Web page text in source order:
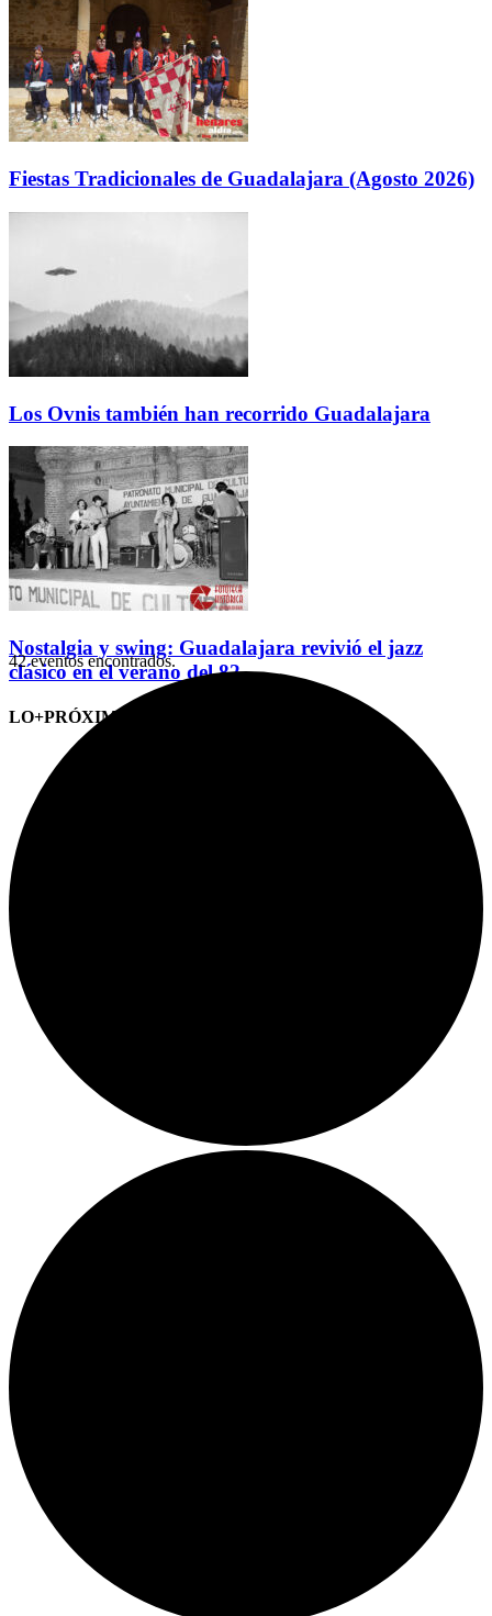
Fiestas Tradicionales de Guadalajara (Agosto 2026)
Los Ovnis también han recorrido Guadalajara
Nostalgia y swing: Guadalajara revivió el jazz
clásico en el verano del 82
LO+PRÓXIMO (CITAS)
42 eventos encontrados.